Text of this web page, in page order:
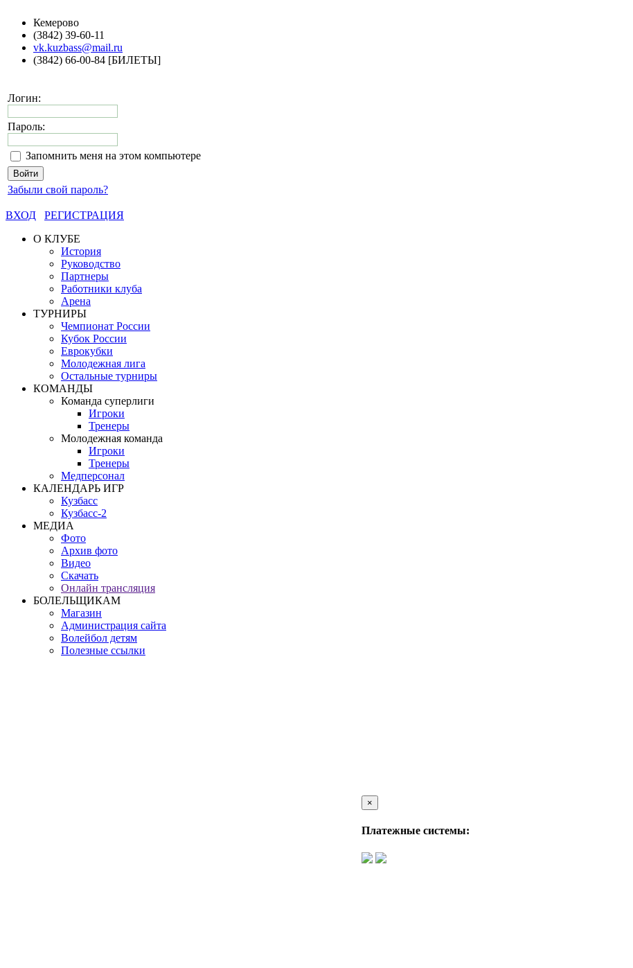
Кемерово
(3842) 39-60-11
vk.kuzbass@mail.ru
(3842) 66-00-84 [БИЛЕТЫ]
Логин:
Пароль:
Запомнить меня на этом компьютере
Забыли свой пароль?
ВХОД
РЕГИСТРАЦИЯ
О КЛУБЕ
История
Руководство
Партнеры
Работники клуба
Арена
ТУРНИРЫ
Чемпионат России
Кубок России
Еврокубки
Молодежная лига
Остальные турниры
КОМАНДЫ
Команда суперлиги
Игроки
Тренеры
Молодежная команда
Игроки
Тренеры
Медперсонал
КАЛЕНДАРЬ ИГР
Кузбасс
Кузбасс-2
МЕДИА
Фото
Архив фото
Видео
Скачать
Онлайн трансляция
БОЛЕЛЬЩИКАМ
Магазин
Администрация сайта
Волейбол детям
Полезные ссылки
×
Платежные системы: